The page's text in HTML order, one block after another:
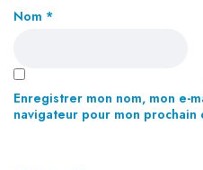
Nom *
Enregistrer mon nom, mon e-
navigateur pour mon prochain